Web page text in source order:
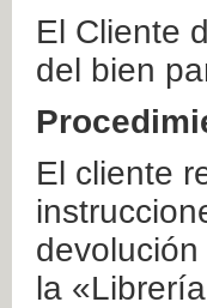
El Cliente
del bien
El cliente
la